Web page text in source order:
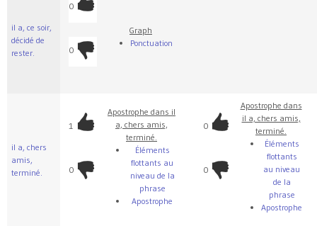
il a, ce soir,
décidé de
rester.
0
0
Graph
Ponctuation
il a, chers
amis,
terminé.
1
0
Apostrophe dans il
a, chers amis,
terminé.
Éléments
flottants au
niveau de la
phrase
Apostrophe
0
0
Apostrophe dans
il a, chers amis,
terminé.
Éléments
flottants
au niveau
de la
phrase
Apostrophe